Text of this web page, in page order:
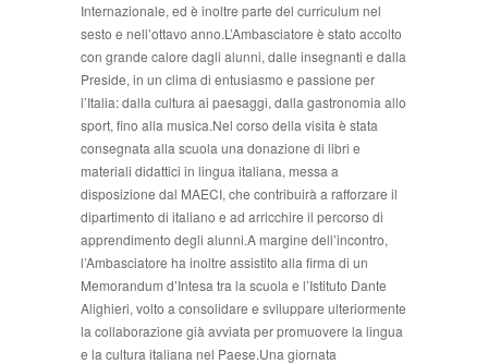
Internazionale, ed è inoltre parte del curriculum nel
sesto e nell’ottavo anno.L’Ambasciatore è stato accolto
con grande calore dagli alunni, dalle insegnanti e dalla
Preside, in un clima di entusiasmo e passione per
l’Italia: dalla cultura ai paesaggi, dalla gastronomia allo
sport, fino alla musica.Nel corso della visita è stata
consegnata alla scuola una donazione di libri e
materiali didattici in lingua italiana, messa a
disposizione dal MAECI, che contribuirà a rafforzare il
dipartimento di italiano e ad arricchire il percorso di
apprendimento degli alunni.A margine dell’incontro,
l’Ambasciatore ha inoltre assistito alla firma di un
Memorandum d’Intesa tra la scuola e l’Istituto Dante
Alighieri, volto a consolidare e sviluppare ulteriormente
la collaborazione già avviata per promuovere la lingua
e la cultura italiana nel Paese.Una giornata